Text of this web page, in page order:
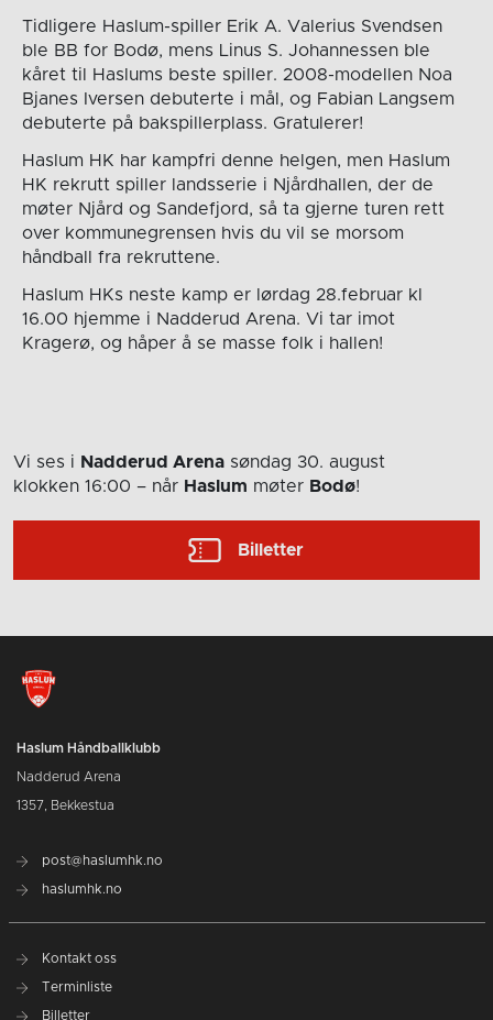
Tidligere Haslum-spiller Erik A. Valerius Svendsen
ble BB for Bodø, mens Linus S. Johannessen ble
kåret til Haslums beste spiller. 2008-modellen Noa
Bjanes Iversen debuterte i mål, og Fabian Langsem
debuterte på bakspillerplass. Gratulerer!
Haslum HK har kampfri denne helgen, men Haslum
HK rekrutt spiller landsserie i Njårdhallen, der de
møter Njård og Sandefjord, så ta gjerne turen rett
over kommunegrensen hvis du vil se morsom
håndball fra rekruttene.
Haslum HKs neste kamp er lørdag 28.februar kl
16.00 hjemme i Nadderud Arena. Vi tar imot
Kragerø, og håper å se masse folk i hallen!
Vi ses i Nadderud Arena søndag 30. august
klokken 16:00 – når Haslum møter Bodø!
Billetter
Haslum Håndballklubb
Nadderud Arena
1357, Bekkestua
post@haslumhk.no
haslumhk.no
Kontakt oss
Terminliste
Billetter